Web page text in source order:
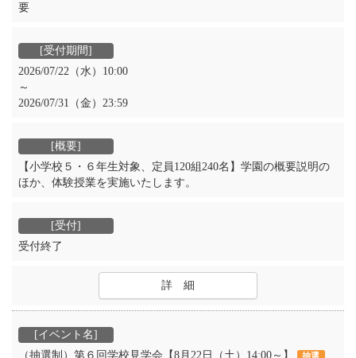
要
2026/07/22（水）10:00
～
2026/07/31（金）23:59
【小学校５・６年生対象、定員120組240名】学園の概要説明の
ほか、体験授業を実施いたします。
受付終了
詳 細
（抽選制）第６回学校見学会【8月22日（土）14:00～】 抽選